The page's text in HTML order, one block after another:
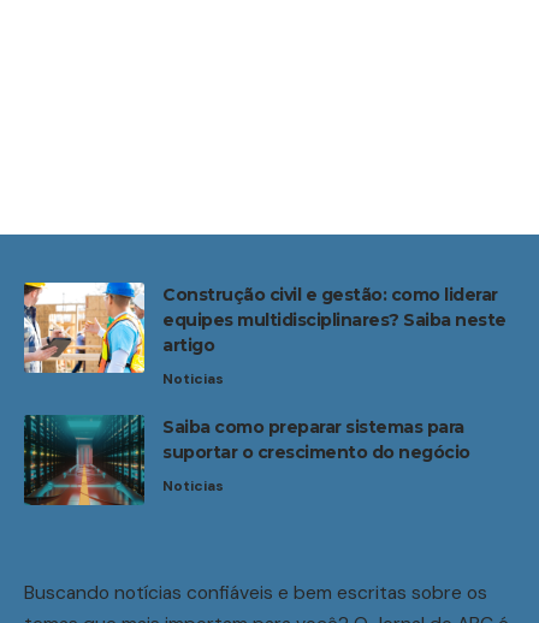
Construção civil e gestão: como liderar
equipes multidisciplinares? Saiba neste
artigo
Noticias
Saiba como preparar sistemas para
suportar o crescimento do negócio
Noticias
Buscando notícias confiáveis e bem escritas sobre os